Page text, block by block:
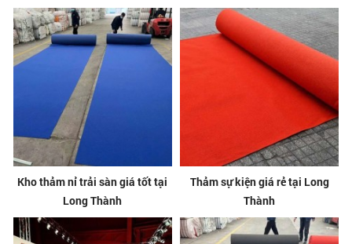
Kho thảm nỉ trải sàn giá tốt tại
Long Thành
Thảm sự kiện giá rẻ tại Long
Thành